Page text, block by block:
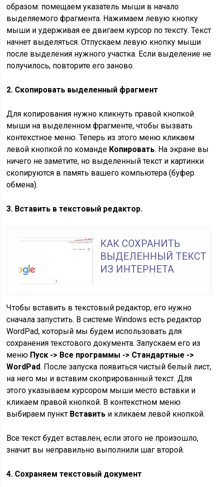
образом: помещаем указатель мыши в начало
выделяемого фрагмента. Нажимаем левую кнопку
мыши и удерживая ее двигаем курсор по тексту. Текст
начнет выделяться. Отпускаем левую кнопку мыши
после выделения нужного участка. Если выделение не
получилось, повторите его заново.
2. Скопировать выделенный фрагмент
Для копирования нужно кликнуть правой кнопкой
мыши на выделенном фрагменте, чтобы вызвать
контекстное меню. Теперь из этого меню кликаем
левой кнопкой по команде Копировать. На экране вы
ничего не заметите, но выделенный текст и картинки
скопируются в память вашего компьютера (буфер
обмена).
3. Вставить в текстовый редактор.
КАК СОХРАНИТЬ
ВЫДЕЛЕННЫЙ ТЕКСТ
ИЗ ИНТЕРНЕТА
Чтобы вставить в текстовый редактор, его нужно
сначала запустить. В системе Windows есть редактор
WordPad, который мы будем использовать для
сохранения текстового документа. Запускаем его из
меню Пуск -> Все программы -> Стандартные ->
WordPad. После запуска появиться чистый белый лист,
на него мы и вставим скопрированный текст. Для
этого указываем курсором мыши место вставки и
кликаем правой кнопкой. В контекстном меню
выбираем пункт Вставить и кликаем левой кнопкой.
Все текст будет вставлен, если этого не произошло,
значит вы неправильно выполнили шаг второй.
4. Сохраняем текстовый документ